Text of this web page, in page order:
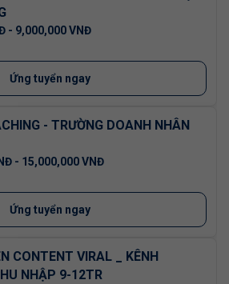
- 9,000,000 VNĐ
Ứng tuyển ngay
- TRƯỜNG DOANH NHÂN
- 15,000,000 VNĐ
Ứng tuyển ngay
CONTENT VIRAL _ KÊNH
NHẬP 9-12TR